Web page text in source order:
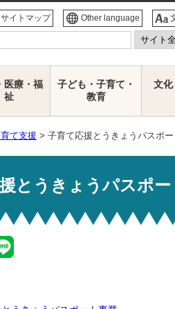
サイトマップ Other language
医療・福
祉
子ども・子育て・
教育
文化
て支援 > 子育て応援とうきょうパスポ
とうきょうパスポー